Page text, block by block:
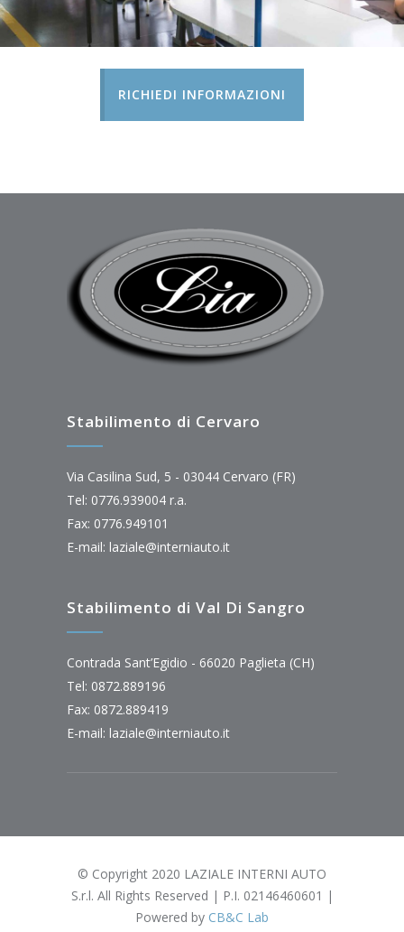
RICHIEDI INFORMAZIONI
Stabilimento di Cervaro
Via Casilina Sud, 5 - 03044 Cervaro (FR)
Tel: 0776.939004 r.a.
Fax: 0776.949101
E-mail: laziale@interniauto.it
Stabilimento di Val Di Sangro
Contrada Sant’Egidio - 66020 Paglieta (CH)
Tel: 0872.889196
Fax: 0872.889419
E-mail: laziale@interniauto.it
© Copyright 2020 LAZIALE INTERNI AUTO
S.r.l. All Rights Reserved | P.I. 02146460601 |
Powered by CB&C Lab